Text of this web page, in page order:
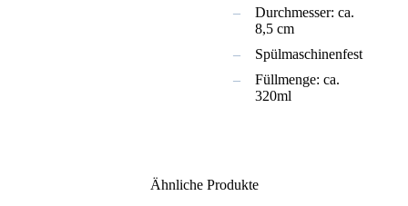
Durchmesser: ca.
8,5 cm
Spülmaschinenfest
Füllmenge: ca.
320ml
Ähnliche Produkte